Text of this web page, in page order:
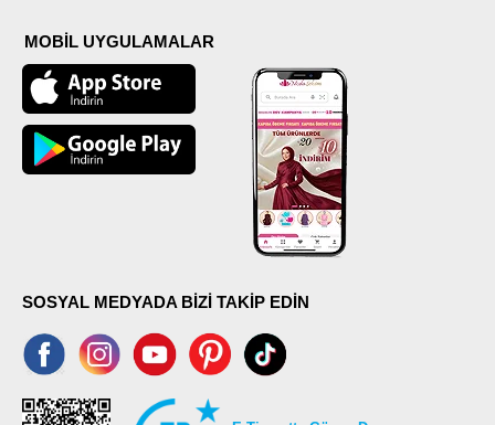
MOBİL UYGULAMALAR
SOSYAL MEDYADA BİZİ TAKİP EDİN